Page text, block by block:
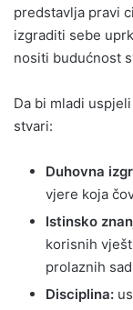
predstavlja pravi
izgraditi sebe
nositi budućnost
Da bi mladi
stvari:
Duhovna
vjere koja
Istinsko
korisnih
prolaznih
Disciplina: